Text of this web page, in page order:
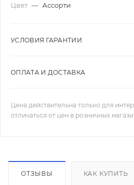
Цвет — Ассорти
УСЛОВИЯ ГАРАНТИИ
ОПЛАТА И ДОСТАВКА
Цена действительна только для
отличаться от цен в розничных
ОТЗЫВЫ КАК КУПИТЬ